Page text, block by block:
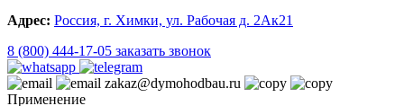
Адрес: Россия, г. Химки, ул. Рабочая д. 2Ак21
8 (800) 444-17-05 заказать звонок
zakaz@dymohodbau.ru
Применение